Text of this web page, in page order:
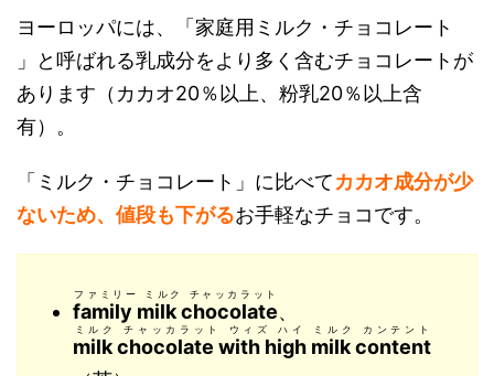
ヨーロッパには、「家庭用ミルク・チョコレート
」と呼ばれる乳成分をより多く含むチョコレートが
あります（カカオ20％以上、粉乳20％以上含
有）。
「ミルク・チョコレート」に比べてカカオ成分が少
ないため、値段も下がるお手軽なチョコです。
family milk chocolate
ファミリー ミルク チャッカラット
、
milk chocolate with high milk content
ミルク チャッカラット ウィズ ハイ ミルク カンテント